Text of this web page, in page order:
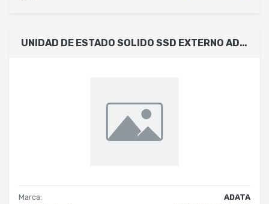
UNIDAD DE ESTADO SOLIDO SSD EXTERNO ADATA SC740 500GB PORTATIL USB 3.2 GEN 2 TIPO C WINDOWS MAC ANDROID PS5 XBOX X S COLOR NEGRO ( SC740-500G-CBK )
Marca:
ADATA